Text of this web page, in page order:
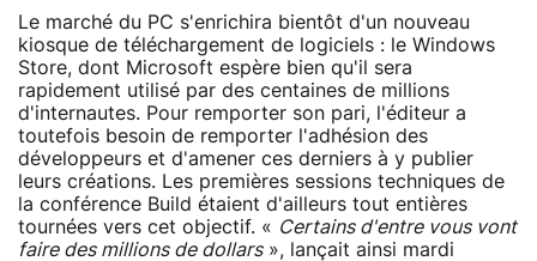
Le marché du PC s'enrichira bientôt d'un nouveau
kiosque de téléchargement de logiciels : le Windows
Store, dont Microsoft espère bien qu'il sera
rapidement utilisé par des centaines de millions
d'internautes. Pour remporter son pari, l'éditeur a
toutefois besoin de remporter l'adhésion des
développeurs et d'amener ces derniers à y publier
leurs créations. Les premières sessions techniques de
la conférence Build étaient d'ailleurs tout entières
tournées vers cet objectif. « Certains d'entre vous vont
faire des millions de dollars», lançait ainsi mardi